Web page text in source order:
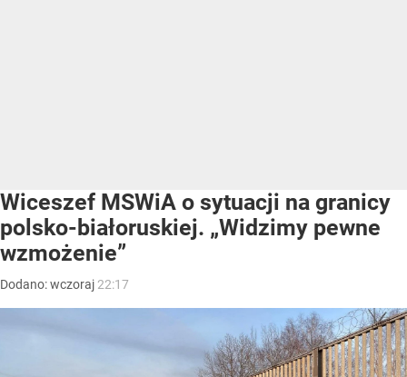
Wiceszef MSWiA o sytuacji na granicy
polsko-białoruskiej. „Widzimy pewne
wzmożenie”
Dodano:wczoraj 22:17